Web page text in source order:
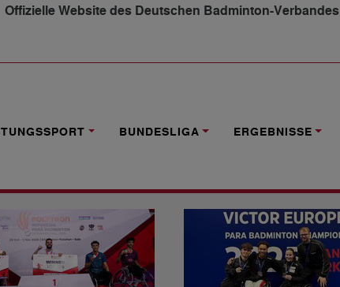
Offizielle Website des Deutschen Badminton-Verbandes
BUNDESLIGA ERGEBNISSE